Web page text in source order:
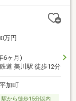
万円
6ヶ月)
道 美川駅 徒歩12分
加町
駅から徒歩15分以内